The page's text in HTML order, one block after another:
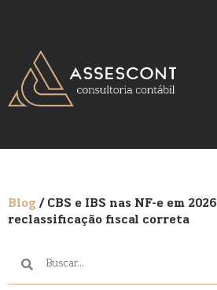
Blog/ CBS e IBS nas NF-e em
reclassificação fiscal correta